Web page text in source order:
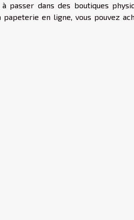
passer dans des boutiques
en ligne, vous pouvez